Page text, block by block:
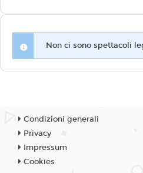
Non ci sono spettacoli
Condizioni generali
Privacy
Impressum
Cookies